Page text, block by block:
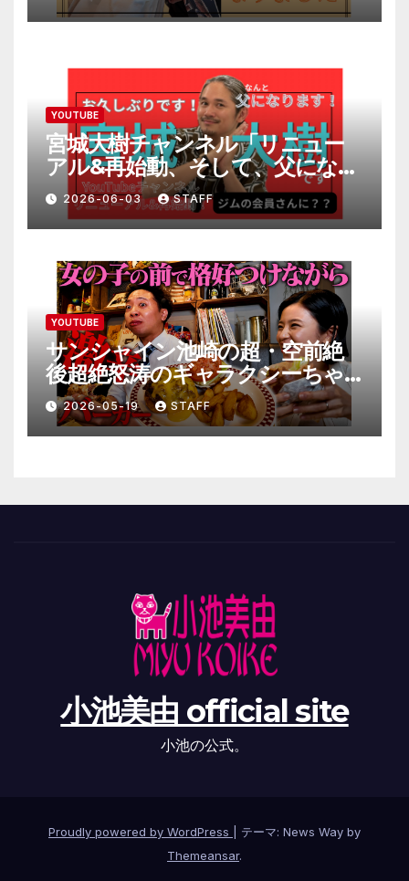
YOUTUBE
宮城大樹チャンネル「リニュー
アル&再始動、そして、父になり
ます。」
2026-06-03 STAFF
YOUTUBE
サンシャイン池崎の超・空前絶
後超絶怒涛のギャラクシーちゃ
んねる極
2026-05-19 STAFF
小池美由 official site
小池の公式。
Proudly powered by WordPress
テーマ: News Way by
Themeansar.